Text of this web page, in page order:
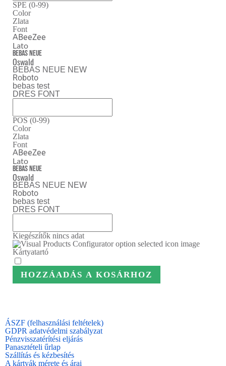
SPE (0-99)
Color
Zlata
Font
ABeeZee
Lato
Bebas Neue
Oswald
BEBAS NEUE NEW
Roboto
bebas test
DRES FONT
POS (0-99)
Color
Zlata
Font
ABeeZee
Lato
Bebas Neue
Oswald
BEBAS NEUE NEW
Roboto
bebas test
DRES FONT
Kiegészítők nincs adat
Kártyatartó
HOZZÁADÁS A KOSÁRHOZ
ÁSZF (felhasználási feltételek)
GDPR adatvédelmi szabályzat
Pénzvisszatérítési eljárás
Panasztételi űrlap
Szállítás és kézbesítés
A kártyák mérete és árai